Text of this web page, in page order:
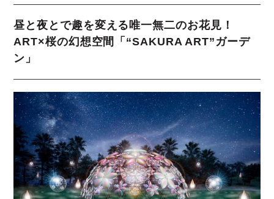
昼と夜とで趣を変える唯一無二のお花見！
ART×桜の幻想空間「“SAKURA ART”ガーデ
ン」